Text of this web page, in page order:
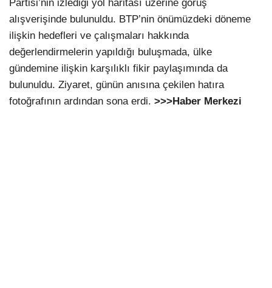
Partisi’nin izlediği yol haritası üzerine görüş
alışverişinde bulunuldu. BTP’nin önümüzdeki döneme
ilişkin hedefleri ve çalışmaları hakkında
değerlendirmelerin yapıldığı buluşmada, ülke
gündemine ilişkin karşılıklı fikir paylaşımında da
bulunuldu. Ziyaret, günün anısına çekilen hatıra
fotoğrafının ardından sona erdi. >>>Haber Merkezi